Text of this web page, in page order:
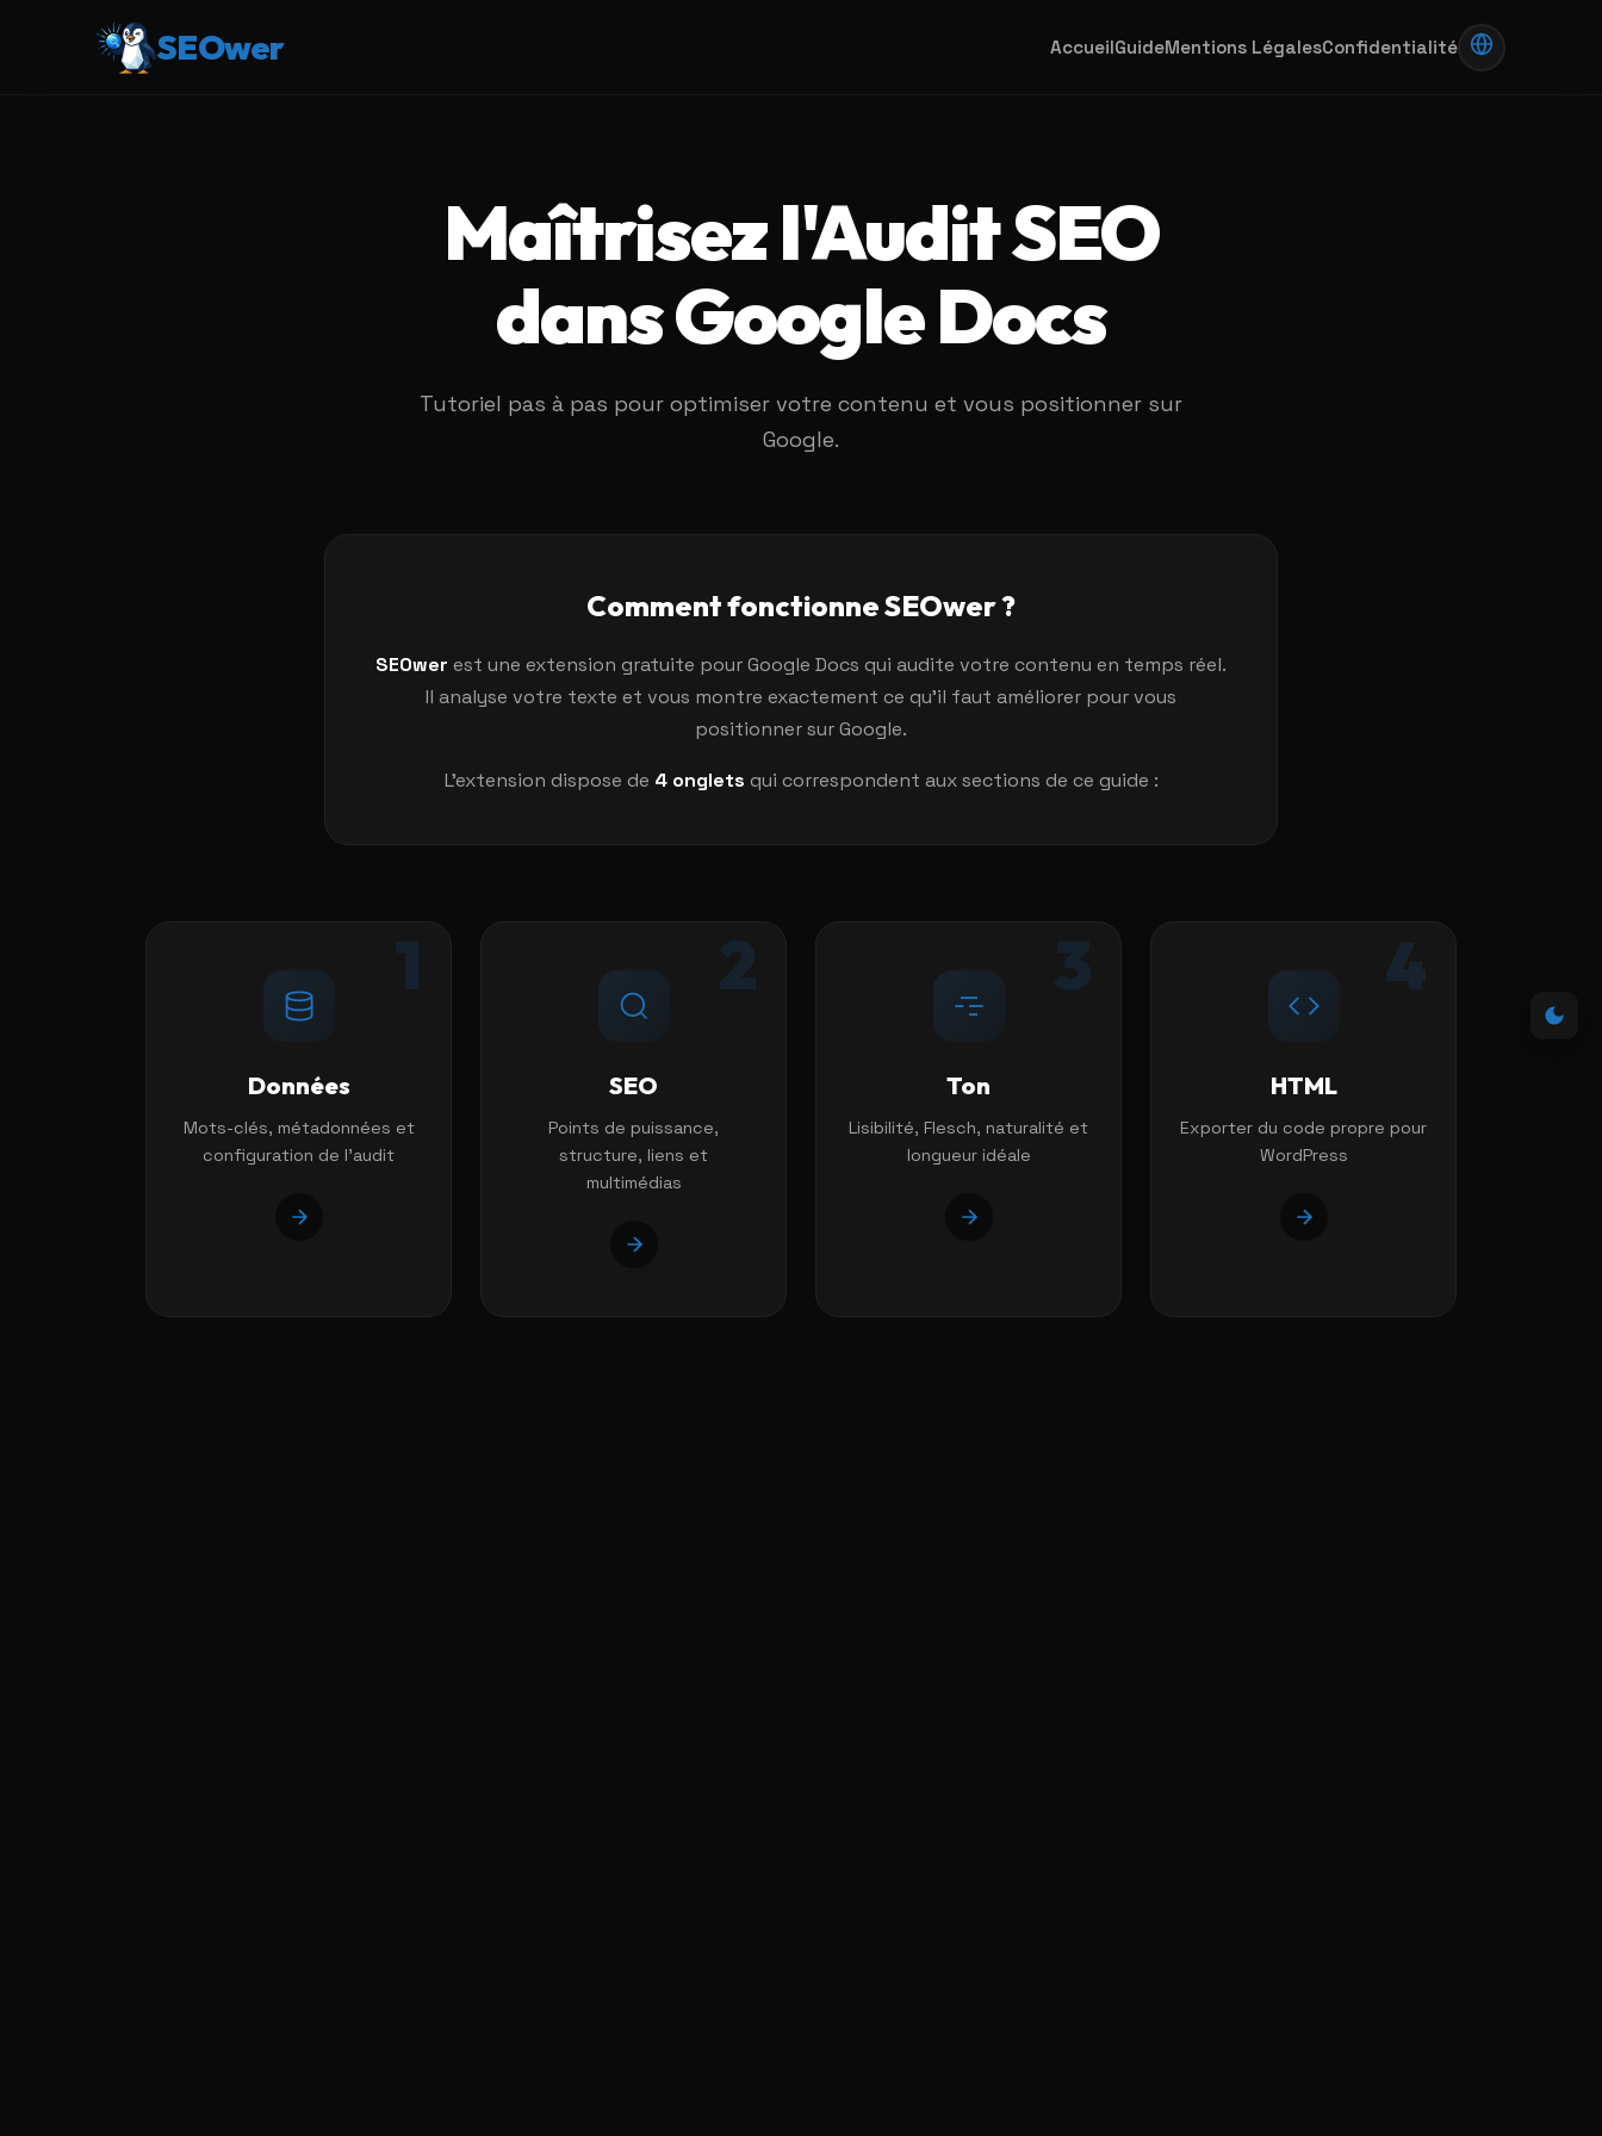
SEOwer AccueilGuideMentions LégalesConfidentialité
Maîtrisez l'Audit SEO
dans Google Docs
Tutoriel pas à pas pour optimiser votre contenu et vous positionner sur
Google.
Comment fonctionne SEOwer ?
SEOwer est une extension gratuite pour Google Docs qui audite votre contenu en temps réel.
Il analyse votre texte et vous montre exactement ce qu'il faut améliorer pour vous
positionner sur Google.
L'extension dispose de 4 onglets qui correspondent aux sections de ce guide :
1
Données
Mots-clés, métadonnées et
configuration de l'audit
2
SEO
Points de puissance,
structure, liens et
multimédias
3
Ton
Lisibilité, Flesch, naturalité et
longueur idéale
4
HTML
Exporter du code propre pour
WordPress